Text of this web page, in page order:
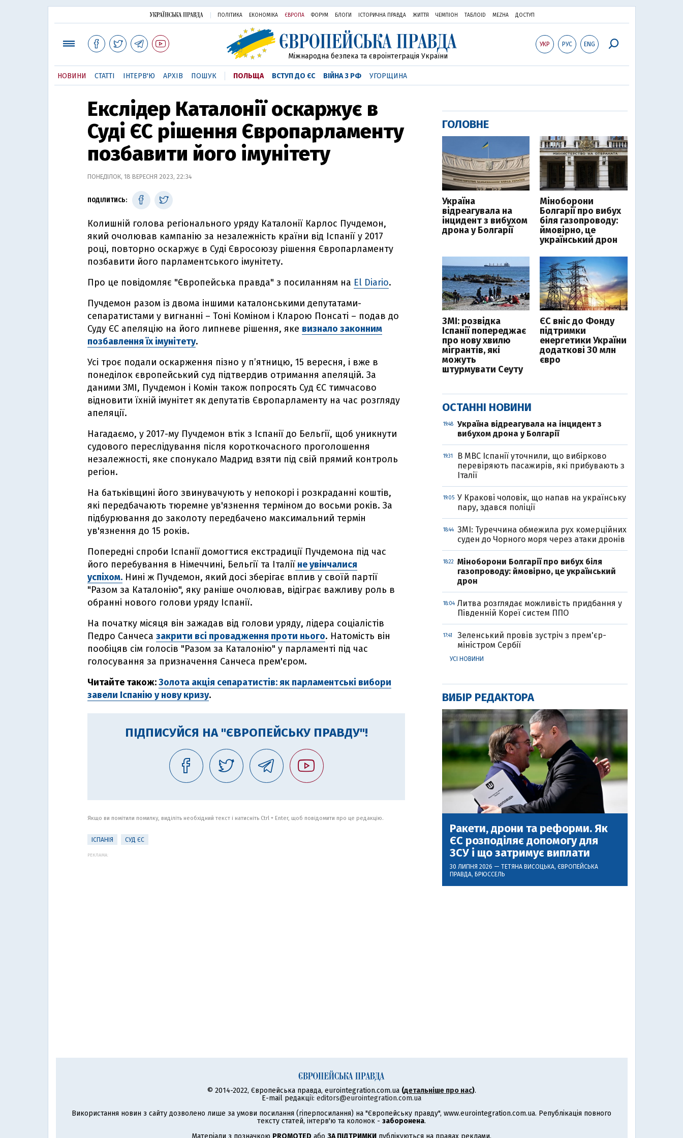
ПОЛІТИКА ЕКОНОМІКА ЄВРОПА ФОРУМ БЛОГИ ІСТОРИЧНА ПРАВДА ЖИТТЯ ЧЕМПІОН ТАБЛОID MEZHA ДОСТУП
УКР РУС ENG
Міжнародна безпека та євроінтеграція України
НОВИНИ СТАТТІ ІНТЕРВ'Ю АРХІВ ПОШУК ПОЛЬЩА ВСТУП ДО ЄС ВІЙНА З РФ УГОРЩИНА
Екслідер Каталонії оскаржує в
Суді ЄС рішення Європарламенту
позбавити його імунітету
ПОНЕДІЛОК, 18 ВЕРЕСНЯ 2023, 22:34
ПОДІЛИТИСЬ:
Колишній голова регіонального уряду Каталонії Карлос Пучдемон,
який очолював кампанію за незалежність країни від Іспанії у 2017
році, повторно оскаржує в Суді Євросоюзу рішення Європарламенту
позбавити його парламентського імунітету.
Про це повідомляє "Європейська правда" з посиланням на El Diario.
Пучдемон разом із двома іншими каталонськими депутатами-
сепаратистами у вигнанні – Тоні Коміном і Кларою Понсаті – подав до
Суду ЄС апеляцію на його липневе рішення, яке визнало законним
позбавлення їх імунітету.
Усі троє подали оскарження пізно у п’ятницю, 15 вересня, і вже в
понеділок європейський суд підтвердив отримання апеляцій. За
даними ЗМІ, Пучдемон і Комін також попросять Суд ЄС тимчасово
відновити їхній імунітет як депутатів Європарламенту на час розгляду
апеляції.
Нагадаємо, у 2017-му Пучдемон втік з Іспанії до Бельгії, щоб уникнути
судового переслідування після короткочасного проголошення
незалежності, яке спонукало Мадрид взяти під свій прямий контроль
регіон.
На батьківщині його звинувачують у непокорі і розкраданні коштів,
які передбачають тюремне ув'язнення терміном до восьми років. За
підбурювання до заколоту передбачено максимальний термін
ув'язнення до 15 років.
Попередні спроби Іспанії домогтися екстрадиції Пучдемона під час
його перебування в Німеччині, Бельгії та Італії не увінчалися
успіхом. Нині ж Пучдемон, який досі зберігає вплив у своїй партії
"Разом за Каталонію", яку раніше очолював, відіграє важливу роль в
обранні нового голови уряду Іспанії.
На початку місяця він зажадав від голови уряду, лідера соціалістів
Педро Санчеса закрити всі провадження проти нього. Натомість він
пообіцяв сім голосів "Разом за Каталонію" у парламенті під час
голосування за призначення Санчеса прем'єром.
Читайте також:Золота акція сепаратистів: як парламентські вибори
завели Іспанію у нову кризу.
ПІДПИСУЙСЯ НА "ЄВРОПЕЙСЬКУ ПРАВДУ"!
Якщо ви помітили помилку, виділіть необхідний текст і натисніть Ctrl + Enter, щоб повідомити про це редакцію.
ІСПАНІЯ СУД ЄС
РЕКЛАМА:
ГОЛОВНЕ
Україна
відреагувала на
інцидент з вибухом
дрона у Болгарії
Міноборони
Болгарії про вибух
біля газопроводу:
ймовірно, це
український дрон
ЗМІ: розвідка
Іспанії попереджає
про нову хвилю
мігрантів, які
можуть
штурмувати Сеуту
ЄС вніс до Фонду
підтримки
енергетики України
додаткові 30 млн
євро
ОСТАННІ НОВИНИ
19:48
Україна відреагувала на інцидент з
вибухом дрона у Болгарії
19:31
В МВС Іспанії уточнили, що вибірково
перевіряють пасажирів, які прибувають з
Італії
19:05 У Кракові чоловік, що напав на українську
пару, здався поліції
18:44
ЗМІ: Туреччина обмежила рух комерційних
суден до Чорного моря через атаки дронів
18:22
Міноборони Болгарії про вибух біля
газопроводу: ймовірно, це український
дрон
18:04 Литва розглядає можливість придбання у
Південній Кореї систем ППО
17:41
Зеленський провів зустріч з прем'єр-
міністром Сербії
УСІ НОВИНИ
ВИБІР РЕДАКТОРА
Ракети, дрони та реформи. Як
ЄС розподіляє допомогу для
ЗСУ і що затримує виплати
30 ЛИПНЯ 2026 — ТЕТЯНА ВИСОЦЬКА, ЄВРОПЕЙСЬКА
ПРАВДА, БРЮССЕЛЬ
© 2014-2022, Європейська правда, eurointegration.com.ua (детальніше про нас).
E-mail редакції: editors@eurointegration.com.ua
Використання новин з сайту дозволено лише за умови посилання (гіперпосилання) на "Європейську правду", www.eurointegration.com.ua. Републікація повного
тексту статей, інтерв'ю та колонок - заборонена.
Матеріали з позначкою PROMOTED або ЗА ПІДТРИМКИ публікуються на правах реклами.